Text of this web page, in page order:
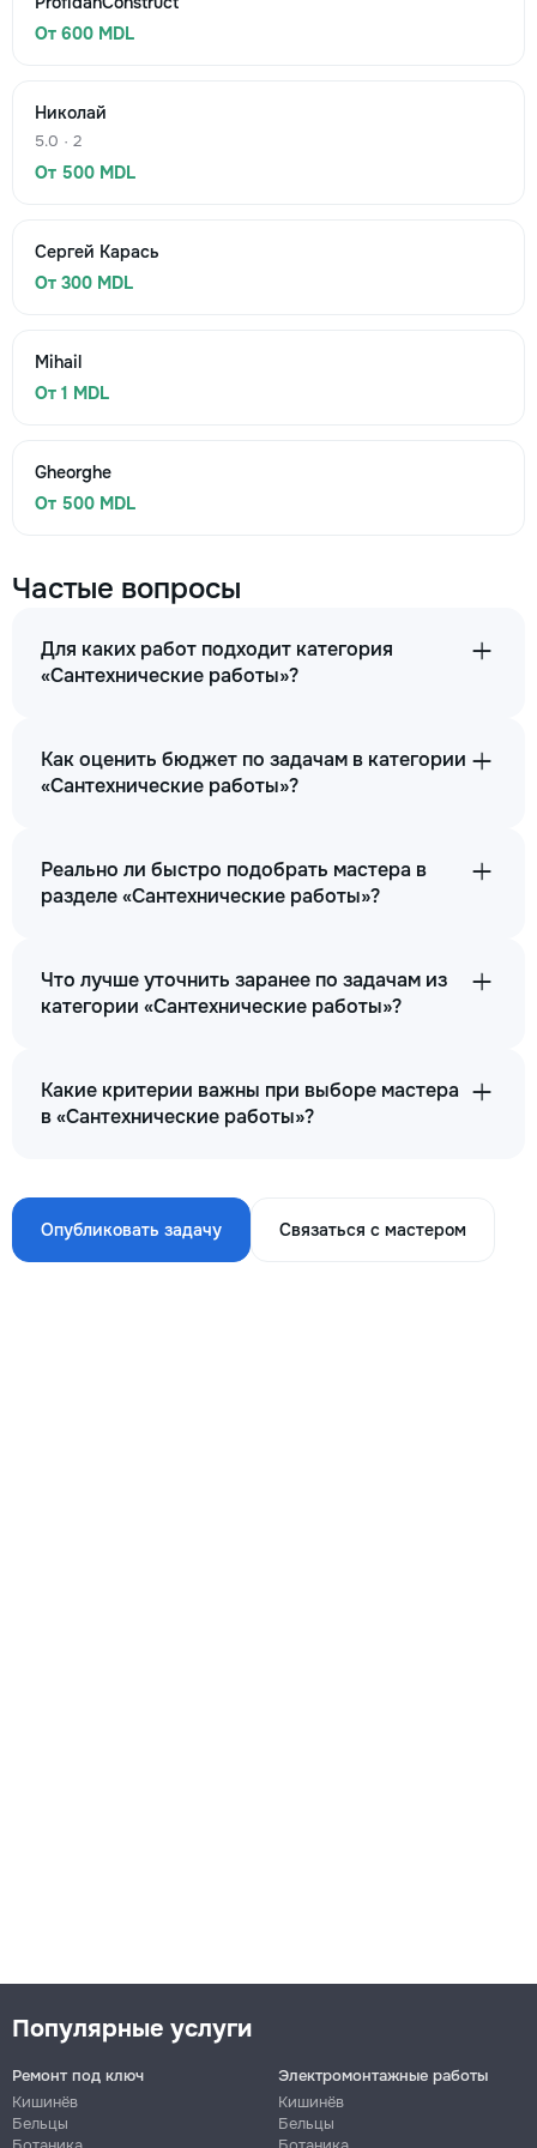
От 600 MDL
Николай
5.0 · 2
От 500 MDL
Сергей Карась
От 300 MDL
Mihail
От 1 MDL
Gheorghe
От 500 MDL
Частые вопросы
Для каких работ подходит категория
«Сантехнические работы»?
Как оценить бюджет по задачам в категории
«Сантехнические работы»?
Реально ли быстро подобрать мастера в
разделе «Сантехнические работы»?
Что лучше уточнить заранее по задачам из
категории «Сантехнические работы»?
Какие критерии важны при выборе мастера
в «Сантехнические работы»?
Опубликовать задачу Связаться с мастером
Популярные услуги
Ремонт под ключ
Кишинёв
Бельцы
Электромонтажные работы
Кишинёв
Бельцы